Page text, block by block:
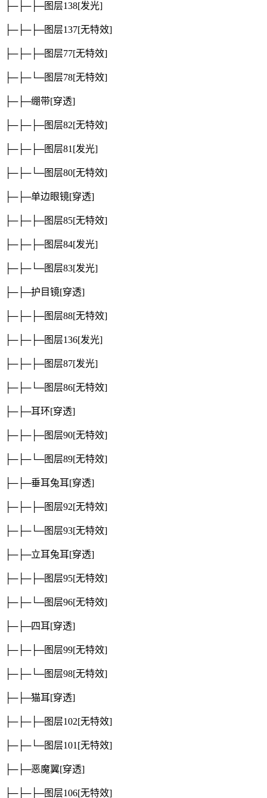
├─├─├─图层138[发光]
├─├─├─图层137[无特效]
├─├─├─图层77[无特效]
├─├─└─图层78[无特效]
├─├─绷带[穿透]
├─├─├─图层82[无特效]
├─├─├─图层81 [发光]
├─├─└─图层80[无特效]
├─├─单边眼镜[穿透]
├─├─├─图层85[无特效]
├─├─├─图层84[发光]
├─├─└─图层83[发光]
├─├─护目镜[穿透]
├─├─├─图层88[无特效]
├─├─├─图层136[发光]
├─├─├─图层87[发光]
├─├─└─图层86[无特效]
├─├─耳环[穿透]
├─├─├─图层90[无特效]
├─├─└─图层89[无特效]
├─├─垂耳兔耳[穿透]
├─├─├─图层92[无特效]
├─├─└─图层93[无特效]
├─├─立耳兔耳[穿透]
├─├─├─图层95[无特效]
├─├─└─图层96[无特效]
├─├─四耳[穿透]
├─├─├─图层99[无特效]
├─├─└─图层98[无特效]
├─├─猫耳[穿透]
├─├─├─图层102[无特效]
├─├─└─图层101 [无特效]
├─├─恶魔翼[穿透]
├─├─├─图层106[无特效]